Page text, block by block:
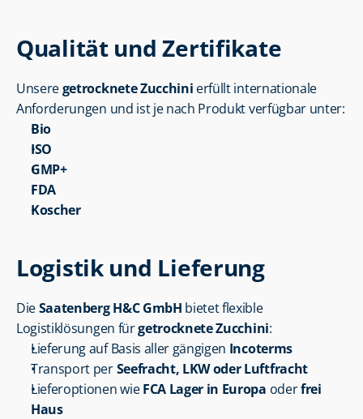
Qualität und Zertifikate
Unsere getrocknete Zucchini erfüllt internationale
Anforderungen und ist je nach Produkt verfügbar unter:
Bio
ISO
GMP+
FDA
Koscher
Logistik und Lieferung
Die Saatenberg H&C GmbH bietet flexible
Logistiklösungen für getrocknete Zucchini:
Lieferung auf Basis aller gängigen Incoterms
Transport per Seefracht, LKW oder Luftfracht
Lieferoptionen wie FCA Lager in Europa oder frei
Haus